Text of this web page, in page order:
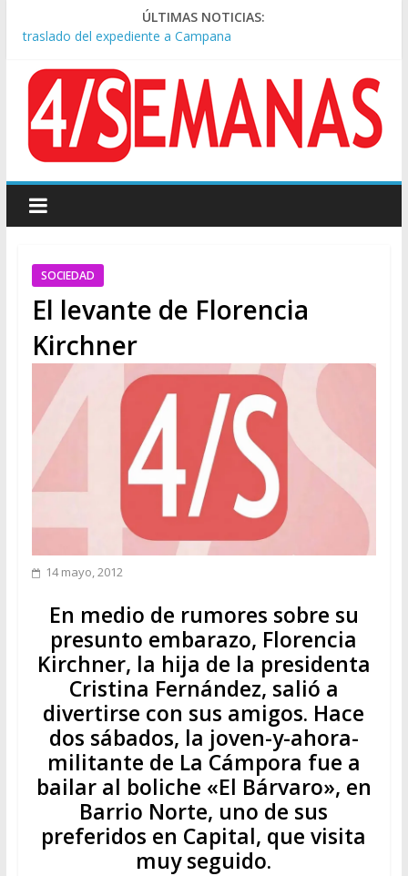
ÚLTIMAS NOTICIAS:
Causa AFA: el juez Amarante calificó de “ficción judicial” el
traslado del expediente a Campana
colectivo: siete heridos
Día de San Cayetano: masiva marcha a Plaza de Mayo de
sindicatos y organizaciones sociales
Pesar por la muerte de Leandro Rud, histórico representante
y conductor de TV
apuntó: “Vino un poco endiablada”
SOCIEDAD
El levante de Florencia
Kirchner
14 mayo, 2012
En medio de rumores sobre su
presunto embarazo, Florencia
Kirchner, la hija de la presidenta
Cristina Fernández, salió a
divertirse con sus amigos. Hace
dos sábados, la joven-y-ahora-
militante de La Cámpora fue a
bailar al boliche «El Bárvaro», en
Barrio Norte, uno de sus
preferidos en Capital, que visita
muy seguido.